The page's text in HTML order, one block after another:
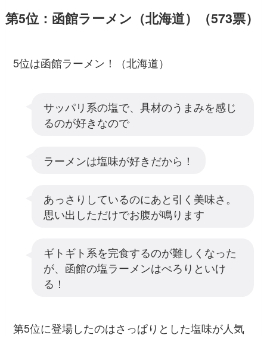
第5位：函館ラーメン（北海道）（573票）
5位は函館ラーメン！（北海道）
サッパリ系の塩で、具材のうまみを感じ
るのが好きなので
ラーメンは塩味が好きだから！
あっさりしているのにあと引く美味さ。
思い出しただけでお腹が鳴ります
ギトギト系を完食するのが難しくなった
が、函館の塩ラーメンはぺろりといけ
る！
第5位に登場したのはさっぱりとした塩味が人気